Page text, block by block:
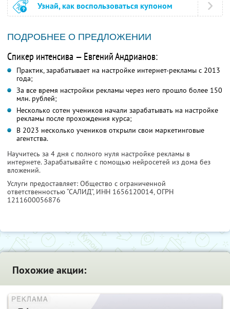
Узнай, как воспользоваться купоном
ПОДРОБНЕЕ О ПРЕДЛОЖЕНИИ
Спикер интенсива — Евгений Андрианов:
Практик, зарабатывает на настройке интернет-рекламы с 2013
года;
За все время настройки рекламы через него прошло более 150
млн. рублей;
Несколько сотен учеников начали зарабатывать на настройке
рекламы после прохождения курса;
В 2023 несколько учеников открыли свои маркетинговые
агентства.
Научитесь за 4 дня с полного нуля настройке рекламы в
интернете. Зарабатывайте с помощью нейросетей из дома без
вложений.
Услуги предоставляет: Общество с ограниченной
ответственностью “САЛИД”, ИНН 1656120014, ОГРН
1211600056876
Похожие акции: